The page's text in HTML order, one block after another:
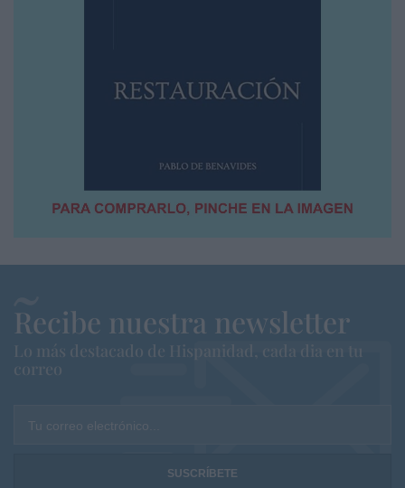
Recibe nuestra newsletter
Lo más destacado de Hispanidad, cada dia en tu
correo
Tu correo electrónico...